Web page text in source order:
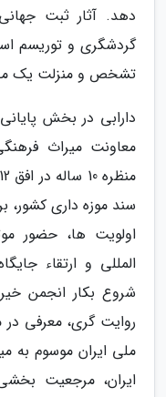
دهد. آثار ثبت
گردشگری و توریسم
تشخص و منزلت یک
دارابی در بخش
معاونت میراث
سند موزه داری کشور،
اولویت ها، حضور
المللی و ارتقاء
شروع بکار انجمن
روایت گری، معرفی
ملی ایران موسوم به
ایران، مرجعیت